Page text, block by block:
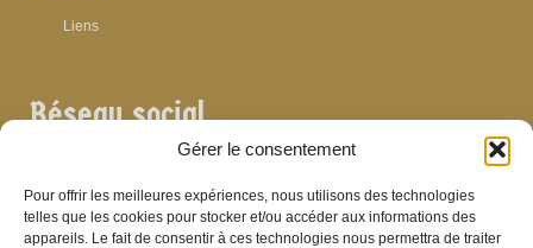
Gérer le consentement
Pour offrir les meilleures expériences, nous utilisons des technologies
telles que les cookies pour stocker et/ou accéder aux informations des
appareils. Le fait de consentir à ces technologies nous permettra de traiter
Liens
Réseau social